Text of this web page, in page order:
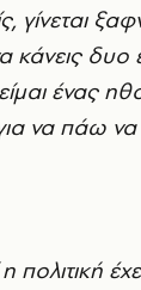
γίνεται
κάνεις
ένας
να πάω να
πολιτική